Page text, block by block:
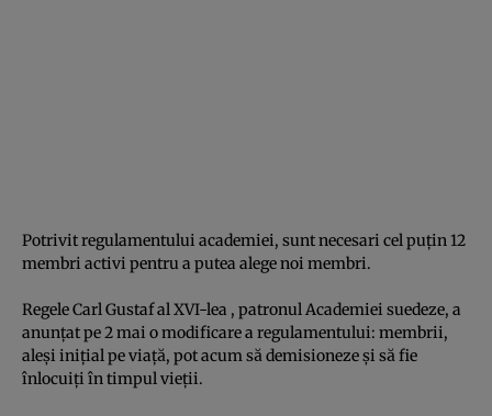
Potrivit regulamentului academiei, sunt necesari cel puţin 12
membri activi pentru a putea alege noi membri.
Regele Carl Gustaf al XVI-lea , patronul Academiei suedeze, a
anunţat pe 2 mai o modificare a regulamentului: membrii,
aleşi iniţial pe viaţă, pot acum să demisioneze şi să fie
înlocuiţi în timpul vieţii.